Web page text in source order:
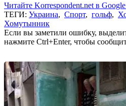
Читайте Korrespondent.net в
ТЕГИ: Украина, Спорт, гольф,
Хомутынник
Если вы заметили ошибку,
нажмите Ctrl+Enter, чтобы